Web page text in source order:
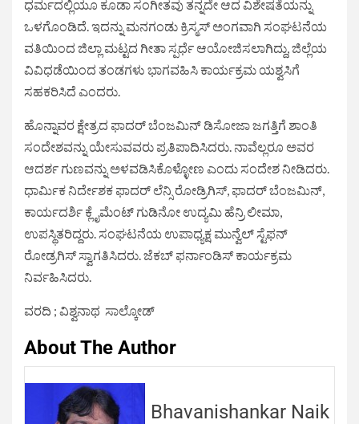
ಧರ್ಮದಲ್ಲಿಯೂ ಕೂಡಾ ಸಂಗೀತವು ತನ್ನದೇ ಆದ ವಿಶೇಷತೆಯನ್ನು
ಒಳಗೊಂಡಿದೆ. ಇದನ್ನು ಮನಗಂಡು ಕ್ರಿಸ್ಮಸ್ ಅಂಗವಾಗಿ ಸಂಘಟನೆಯ
ವತಿಯಿಂದ ಜಿಲ್ಲಾ ಮಟ್ಟದ ಗೀತಾ ಸ್ಪರ್ಧೆ ಆಯೋಜಿಸಲಾಗಿದ್ದು, ಜಿಲ್ಲೆಯ
ವಿವಿಧಡೆಯಿಂದ ತಂಡಗಳು ಭಾಗವಹಿಸಿ ಕಾರ್ಯಕ್ರಮ ಯಶ್ವಸಿಗೆ
ಸಹಕರಿಸಿದೆ ಎಂದರು.
ಹೊನ್ನಾವರ ಕ್ಷೇತ್ರದ ಫಾದರ್ ಬೆಂಜಮಿನ್ ಡಿಸೋಜಾ ಜಗತ್ತಿಗೆ ಶಾಂತಿ
ಸಂದೇಶವನ್ನು ಯೇಸುವವರು ಪ್ರತಿಪಾದಿಸಿದರು. ನಾವೆಲ್ಲರೂ ಅವರ
ಆದರ್ಶ ಗುಣವನ್ನು ಅಳವಡಿಸಿಕೊಳ್ಳೋಣ ಎಂದು ಸಂದೇಶ ನೀಡಿದರು.
ಧಾರ್ಮಿಕ ನಿರ್ದೇಶಕ ಫಾದರ್‌ ಲೆನ್ಸಿ ರೋಡ್ರಿಗಿಸ್, ಫಾದರ್ ಬೆಂಜಮಿನ್,
ಕಾರ್ಯದರ್ಶಿ ಕ್ಲೈಮೆಂಟ್ ಗುಡಿನೋ ಉದ್ಯಮಿ ಹೆನ್ರಿ ಲೀಮಾ,
ಉಪಸ್ಥಿತರಿದ್ದರು. ಸಂಘಟನೆಯ ಉಪಾಧ್ಯಕ್ಷ ಮುನ್ವೆಲ್ ಸ್ಟೆಫನ್
ರೋಡ್ರಗಿಸ್ ಸ್ವಾಗತಿಸಿದರು. ಜೆಕಬ್ ಫರ್ನಾಂಡಿಸ್ ಕಾರ್ಯಕ್ರಮ
ನಿರ್ವಹಿಸಿದರು.
ವರದಿ ; ವಿಶ್ವನಾಥ ಸಾಲ್ಕೋಡ್
About The Author
Bhavanishankar Naik